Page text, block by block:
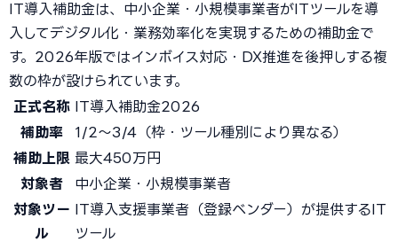
IT導入補助金は、中小企業・小規模事業者がITツールを導
入してデジタル化・業務効率化を実現するための補助金で
す。2026年版ではインボイス対応・DX推進を後押しする複
数の枠が設けられています。
正式名称 IT導入補助金2026
補助率
1/2〜3/4（枠・ツール種別により異なる）
補助上限 最大450万円
対象者
中小企業・小規模事業者
対象ツー
ル
IT導入支援事業者（登録ベンダー）が提供するIT
ツール